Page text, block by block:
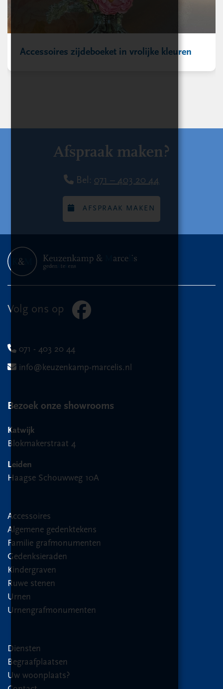
Accessoires zijdeboeket in vrolijke kleuren
Afspraak maken?
Bel: 071 – 403 20 44
AFSPRAAK MAKEN
Volg ons op
071 - 403 20 44
info@keuzenkamp-marcelis.nl
Bezoek onze showrooms
Katwijk
Blokmakerstraat 4
Leiden
Haagse Schouwweg 10A
Accessoires
Algemene gedenktekens
Familie grafmonumenten
Gedenksieraden
Kindergraven
Ruwe stenen
Urnen
Urnengrafmonumenten
Diensten
Begraafplaatsen
Uw woonplaats?